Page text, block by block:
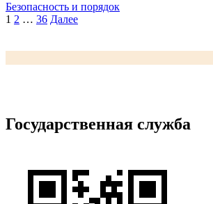
Безопасность и порядок
Пагинация
1 2 … 36 Далее
Государственная служба